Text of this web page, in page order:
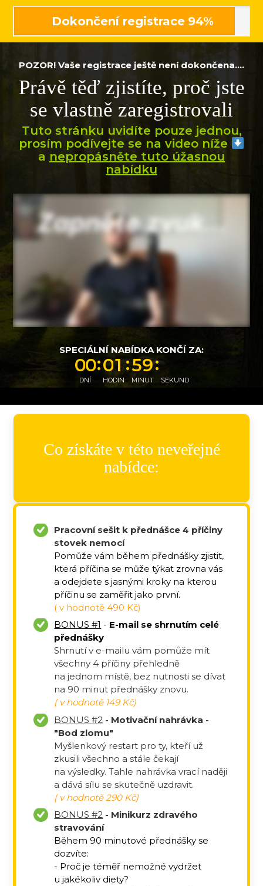
Dokončení registrace 94%
POZOR! Vaše registrace ještě není dokončena....
Právě těď zjistíte, proč jste
se vlastně zaregistrovali
Tuto stránku uvidíte pouze jednou,
prosím podívejte se na video níže
a nepropásněte tuto úžasnou
nabídku
SPECIÁLNÍ NABÍDKA KONČÍ ZA:
00
DNÍ
01
HODIN
59
MINUT
4 8
SEKUND
Co získáte v této neveřejné
nabídce:
Pracovní sešit k přednášce 4 příčiny
stovek nemocí
Pomůže vám během přednášky zjistit,
která příčina se může týkat zrovna vás
a odejdete s jasnými kroky na kterou
příčinu se zaměřit jako první.
( v hodnotě 490 Kč)
BONUS #1 - E-mail se shrnutím celé
přednášky
Shrnutí v e-mailu vám pomůže mít
všechny 4 příčiny přehledně
na jednom místě, bez nutnosti se dívat
na 90 minut přednášky znovu.
( v hodnotě 149 Kč)
BONUS #2 - Motivační nahrávka -
"Bod zlomu"
Myšlenkový restart pro ty, kteří už
zkusili všechno a stále čekají
na výsledky. Tahle nahrávka vrací naději
a dává sílu se skutečně uzdravit.
( v hodnotě 290 Kč)
BONUS #2 - Minikurz zdravého
stravování
Během 90 minutové přednášky se
dozvíte:
- Proč je téměř nemožné vydržet
u jakékoliv diety?